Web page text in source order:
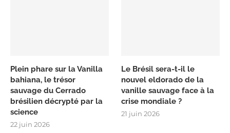
Plein phare sur la Vanilla
bahiana, le trésor
sauvage du Cerrado
brésilien décrypté par la
science
22 juin 2026
Le Brésil sera-t-il le
nouvel eldorado de la
vanille sauvage face à la
crise mondiale ?
21 juin 2026